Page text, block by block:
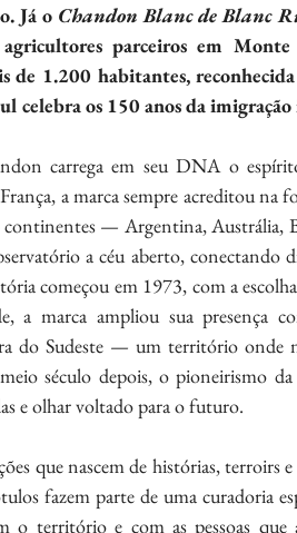
Já o Chandon Blanc de Blanc
parceiros em
de 1.200 habitantes,
celebra os 150 anos da
carrega em seu DNA o
a marca sempre acreditou
continentes — Argentina, Austrália,
a céu aberto, conectando
começou em 1973, com a
a marca ampliou sua presença
do Sudeste — um território onde
século depois, o pioneirismo
e olhar voltado para o futuro.
que nascem de histórias,
fazem parte de uma curadoria
o território e com as pessoas que